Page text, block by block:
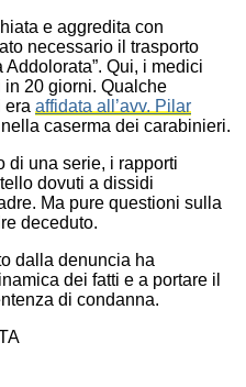
e aggredita con
necessario il trasporto
Qui, i medici
20 giorni. Qualche
era affidata all’avv. Pilar
nella caserma dei carabinieri.
di una serie, i rapporti
dovuti a dissidi
Ma pure questioni sulla
deceduto.
dalla denuncia ha
dei fatti e a portare il
di condanna.